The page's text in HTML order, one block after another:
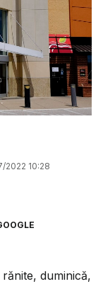
2022 10:28
duminică,